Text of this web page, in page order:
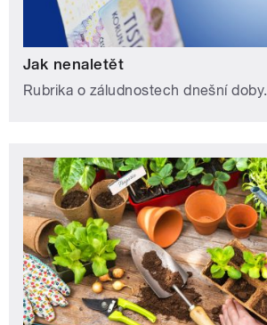
Jak nenaletět
Rubrika o záludnostech dnešní doby.